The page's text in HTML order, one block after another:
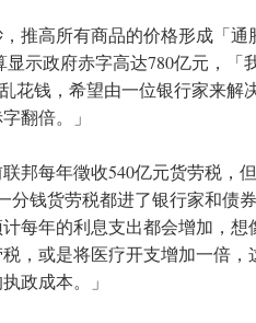
推高所有商品的价格形成「通
示政府赤字高达780亿元，「
花钱，希望由一位银行家来解
翻倍。」
邦每年徵收540亿元货劳税，
分钱货劳税都进了银行家和债
每年的利息支出都会增加，想
，或是将医疗开支增加一倍，
政成本。」